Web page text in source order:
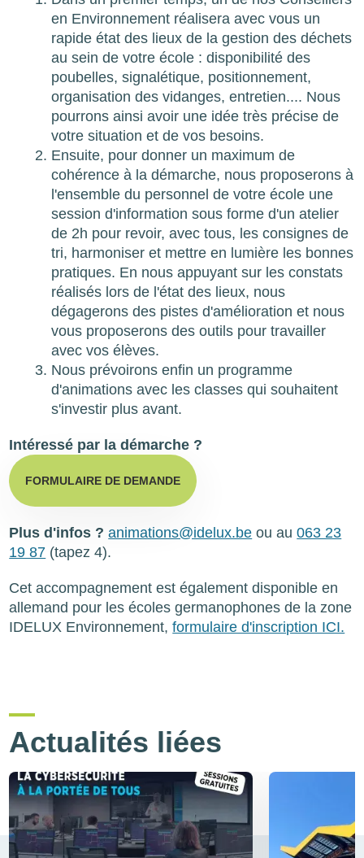
en Environnement réalisera avec vous un
rapide état des lieux de la gestion des déchets
au sein de votre école : disponibilité des
poubelles, signalétique, positionnement,
organisation des vidanges, entretien.... Nous
pourrons ainsi avoir une idée très précise de
votre situation et de vos besoins.
Ensuite, pour donner un maximum de
cohérence à la démarche, nous proposerons à
l'ensemble du personnel de votre école une
session d'information sous forme d'un atelier
de 2h pour revoir, avec tous, les consignes de
tri, harmoniser et mettre en lumière les bonnes
pratiques. En nous appuyant sur les constats
réalisés lors de l'état des lieux, nous
dégagerons des pistes d'amélioration et nous
vous proposerons des outils pour travailler
avec vos élèves.
Nous prévoirons enfin un programme
d'animations avec les classes qui souhaitent
s'investir plus avant.
Intéressé par la démarche ?
FORMULAIRE DE DEMANDE
Plus d'infos ? animations@idelux.be ou au063 23
19 87 (tapez 4).
Cet accompagnement est également disponible en
allemand pour les écoles germanophones de la zone
IDELUX Environnement,formulaire d'inscription ICI.
Actualités liées